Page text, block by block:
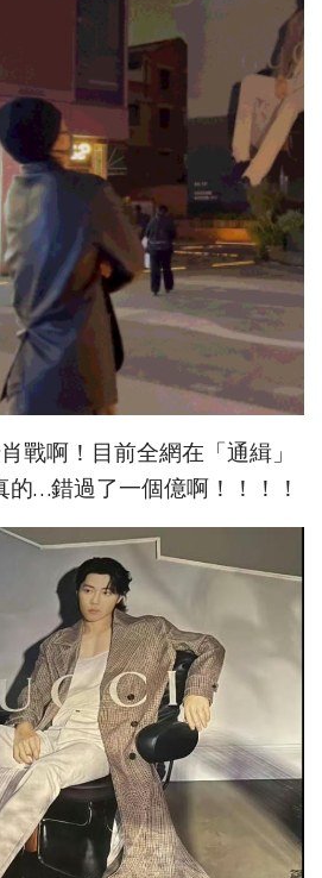
戰啊！目前全網在「通緝」
的…錯過了一個億啊！！！！